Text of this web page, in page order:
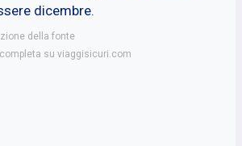
dicembre.
della fonte
su viaggisicuri.com